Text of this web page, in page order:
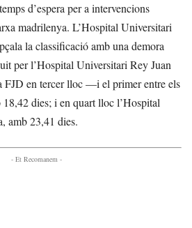
d’espera per a intervencions
madrilenya. L’Hospital Universitari
la classificació amb una demora
per l’Hospital Universitari Rey Juan
FJD en tercer lloc —i el primer entre els
dies; i en quart lloc l’Hospital
amb 23,41 dies.
- Et Recomanem -